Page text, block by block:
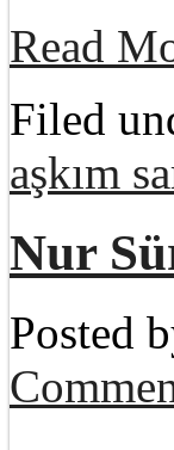
Read
Filed
aşkım
Nur
Posted